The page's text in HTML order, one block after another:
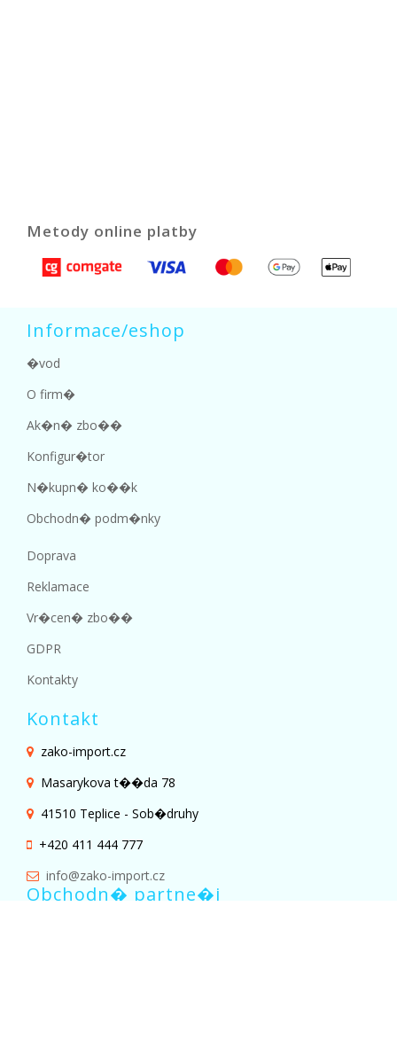
Metody online platby
Informace/eshop
�vod
O firm�
Ak�n� zbo��
Konfigur�tor
N�kupn� ko��k
Obchodn� podm�nky
Doprava
Reklamace
Vr�cen� zbo��
GDPR
Kontakty
Kontakt
zako-import.cz
Masarykova t��da 78
41510 Teplice - Sob�druhy
+420 411 444 777
info@zako-import.cz
Obchodn� partne�i